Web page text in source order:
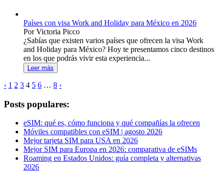
Países con visa Work and Holiday para México en 2026
Por Victoria Picco
¿Sabías que existen varios países que ofrecen la visa Work
and Holiday para México? Hoy te presentamos cinco destinos
en los que podrás vivir esta experiencia...
Leer más
‹ 1 2 3 4 5 6 … 8 ›
Posts populares:
eSIM: qué es, cómo funciona y qué compañías la ofrecen
Móviles compatibles con eSIM | agosto 2026
Mejor tarjeta SIM para USA en 2026
Mejor SIM para Europa en 2026: comparativa de eSIMs
Roaming en Estados Unidos: guía completa y alternativas
2026